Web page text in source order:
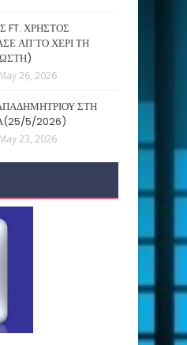
FT. ΧΡΗΣΤΟΣ
ΑΠ΄ΤΟ ΧΕΡΙ ΤΗ
May 26, 2026
ΣΤΗ
5/2026)
May 23, 2026